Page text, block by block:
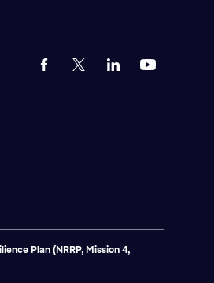
Plan (NRRP, Mission 4,